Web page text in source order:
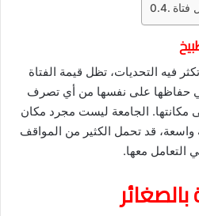
فيه التحديات، تظل قيمة الفتاة
حفاظها على نفسها من أي تصرف
مكانتها. الجامعة ليست مجرد مكان
واسعة، قد تحمل الكثير من المواقف
التعامل معها.